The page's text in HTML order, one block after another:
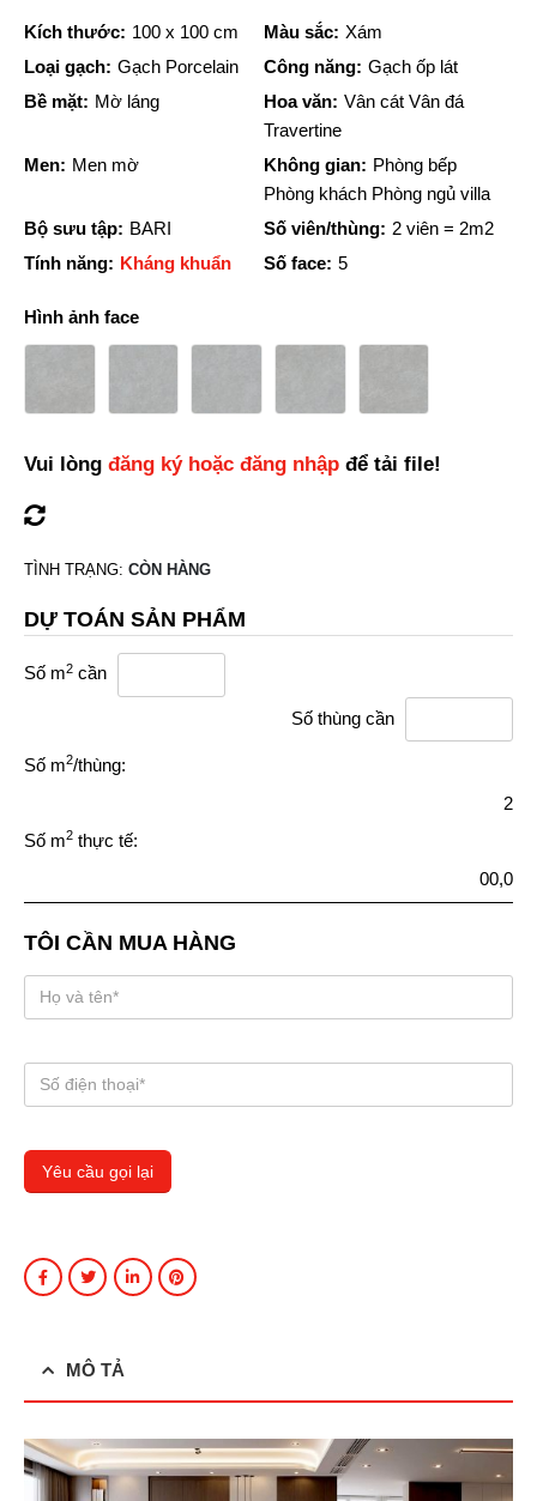
Kích thước: 100 x 100 cm Màu sắc: Xám
Loại gạch: Gạch Porcelain Công năng: Gạch ốp lát
Bề mặt: Mờ láng Hoa văn: Vân cát Vân đá
Travertine
Men: Men mờ Không gian: Phòng bếp
Phòng khách Phòng ngủ villa
Bộ sưu tập: BARI Số viên/thùng: 2 viên = 2m2
Tính năng: Kháng khuẩn Số face: 5
Hình ảnh face
Vui lòng đăng ký hoặc đăng nhập để tải file!
TÌNH TRẠNG: CÒN HÀNG
DỰ TOÁN SẢN PHẨM
Số m2 cần
Số thùng cần
Số m2/thùng:
2
Số m2 thực tế:
00,0
TÔI CẦN MUA HÀNG
MÔ TẢ